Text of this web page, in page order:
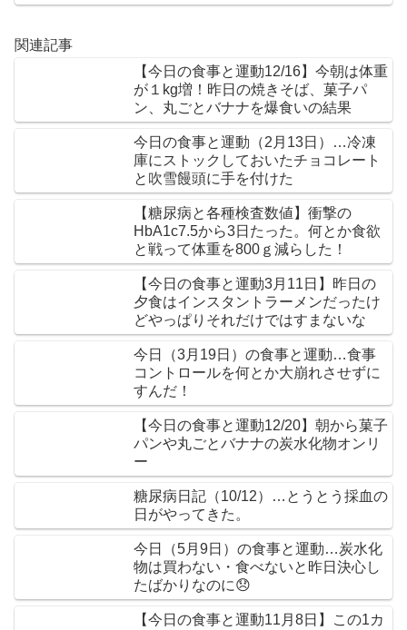
関連記事
【今日の食事と運動12/16】今朝は体重
が１kg増！昨日の焼きそば、菓子パ
ン、丸ごとバナナを爆食いの結果
今日の食事と運動（2月13日）…冷凍
庫にストックしておいたチョコレート
と吹雪饅頭に手を付けた
【糖尿病と各種検査数値】衝撃の
HbA1c7.5から3日たった。何とか食欲
と戦って体重を800ｇ減らした！
【今日の食事と運動3月11日】昨日の
夕食はインスタントラーメンだったけ
どやっぱりそれだけではすまないな
今日（3月19日）の食事と運動…食事
コントロールを何とか大崩れさせずに
すんだ！
【今日の食事と運動12/20】朝から菓子
パンや丸ごとバナナの炭水化物オンリ
ー
糖尿病日記（10/12）…とうとう採血の
日がやってきた。
今日（5月9日）の食事と運動…炭水化
物は買わない・食べないと昨日決心し
たばかりなのに😞
【今日の食事と運動11月8日】この1カ